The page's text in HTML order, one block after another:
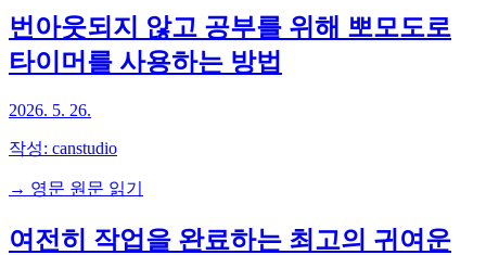
번아웃되지 않고 공부를 위해 뽀모도로
타이머를 사용하는 방법
2026. 5. 26.
작성: canstudio
→ 영문 원문 읽기
여전히 작업을 완료하는 최고의 귀여운